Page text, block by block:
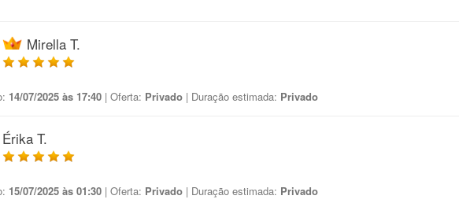
Mirella T.
14/07/2025 às 17:40 | Oferta: Privado | Duração estimada: Privado
Érika T.
15/07/2025 às 01:30 | Oferta: Privado | Duração estimada: Privado